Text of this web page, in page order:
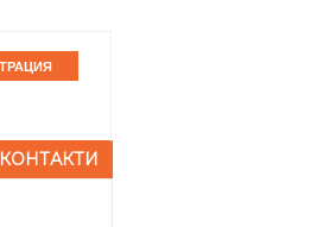
КОНТАКТИ